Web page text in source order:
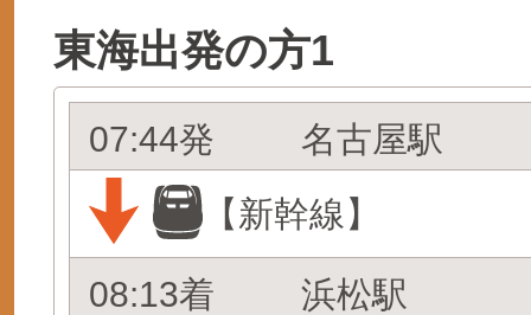
東海出発の方1
07:44発
名古屋駅
【新幹線】
08:13着 浜松駅